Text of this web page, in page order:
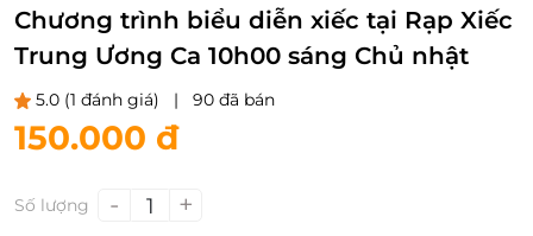
Chương trình biểu diễn xiếc tại Rạp Xiếc
Trung Ương Ca 10h00 sáng Chủ nhật
5.0 (1 đánh giá) | 90 đã bán
150.000 đ
Số lượng - 1 +